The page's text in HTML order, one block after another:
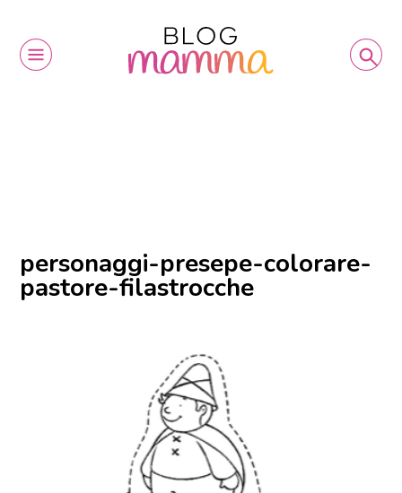
personaggi-presepe-colorare-
pastore-filastrocche